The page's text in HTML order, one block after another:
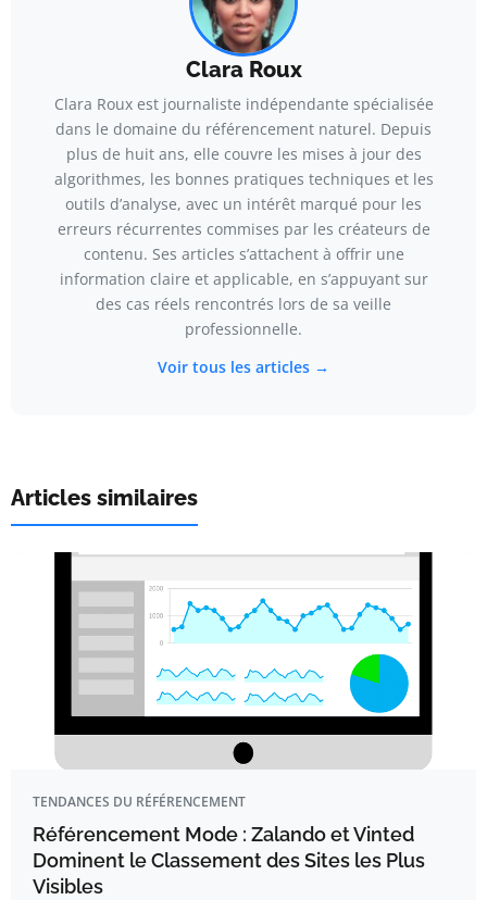
Clara Roux
Clara Roux est journaliste indépendante spécialisée
dans le domaine du référencement naturel. Depuis
plus de huit ans, elle couvre les mises à jour des
algorithmes, les bonnes pratiques techniques et les
outils d’analyse, avec un intérêt marqué pour les
erreurs récurrentes commises par les créateurs de
contenu. Ses articles s’attachent à offrir une
information claire et applicable, en s’appuyant sur
des cas réels rencontrés lors de sa veille
professionnelle.
Voir tous les articles →
Articles similaires
TENDANCES DU RÉFÉRENCEMENT
Référencement Mode : Zalando et Vinted
Dominent le Classement des Sites les Plus
Visibles